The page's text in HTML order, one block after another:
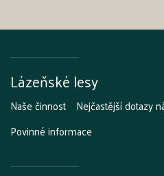
Lázeňské lesy
Naše činnost Nejčastější dotazy
Povinné informace